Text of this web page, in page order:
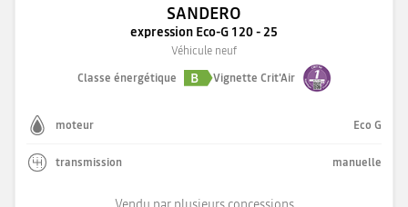
SANDERO
expression Eco-G 120 - 25
Véhicule neuf
Classe énergétique
B Vignette Crit'Air
moteur Eco G
transmission manuelle